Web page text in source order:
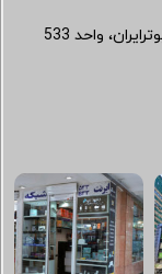
واحد 533